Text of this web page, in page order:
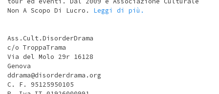
Non A Scopo Di Lucro. Leggi di più.
Ass.Cult.DisorderDrama
c/o TroppaTrama
Via del Molo 29r 16128
Genova
ddrama@disorderdrama.org
C. F. 95125950105